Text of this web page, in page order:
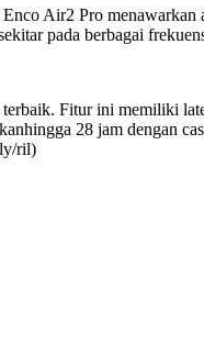
Air2 Pro
pada berbagai
Fitur ini memiliki
28 jam dengan
ril)